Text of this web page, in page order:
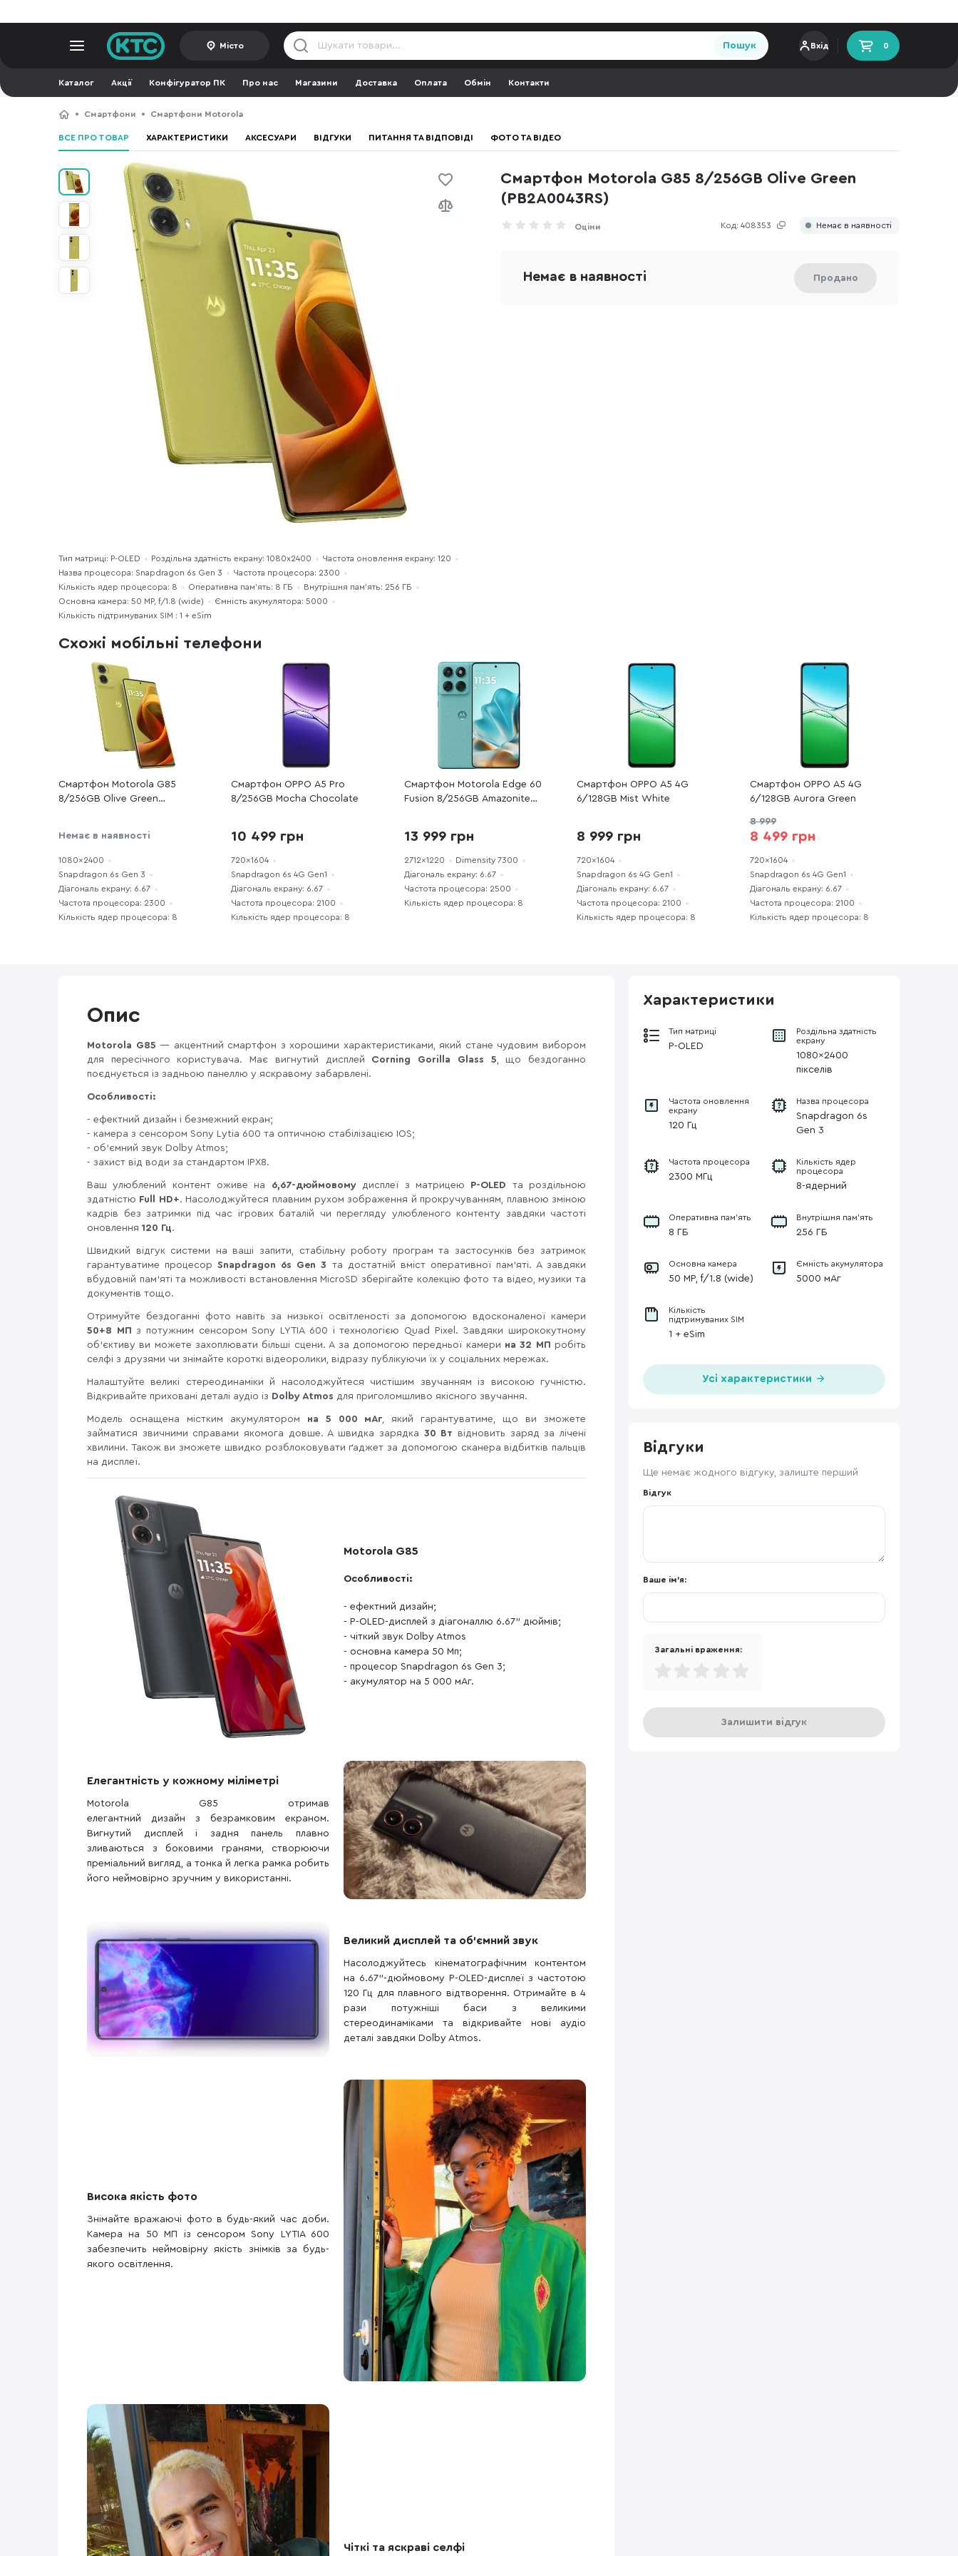
Місто Пошук Вхід 0
Каталог Акції Конфігуратор ПК Про нас Магазини Доставка Оплата Обмін Контакти
Смартфони Смартфони Motorola
ВСЕ ПРО ТОВАР ХАРАКТЕРИСТИКИ АКСЕСУАРИ ВІДГУКИ ПИТАННЯ ТА ВІДПОВІДІ ФОТО ТА ВІДЕО
Смартфон Motorola G85 8/256GB Olive Green
(PB2A0043RS)
Код: 408353
Оціни Немає в наявності
Тип матриці: P-OLED Роздільна здатність екрану: 1080x2400
Частота оновлення екрану: 120
Назва процесора: Snapdragon 6s Gen 3
Частота процесора: 2300
Кількість ядер процесора: 8
Оперативна пам'ять: 8 ГБ
Внутрішня пам'ять: 256 ГБ
Основна камера: 50 MP, f/1.8 (wide)
Ємність акумулятора: 5000
Кількість підтримуваних SIM : 1 + eSim
Немає в наявності Продано
Схожі мобільні телефони
Смартфон Motorola G85
8/256GB Olive Green
Немає в наявності
1080x2400
Snapdragon 6s Gen 3
Діагональ екрану: 6.67
Частота процесора: 2300
Кількість ядер процесора: 8
Смартфон OPPO A5 Pro
8/256GB Mocha Chocolate
10 499 грн
720x1604
Snapdragon 6s 4G Gen1
Діагональ екрану: 6.67
Частота процесора: 2100
Кількість ядер процесора: 8
Смартфон Motorola Edge 60
Fusion 8/256GB Amazonite
13 999 грн
2712x1220
Dimensity 7300
Діагональ екрану: 6.67
Частота процесора: 2500
Кількість ядер процесора: 8
Смартфон OPPO A5 4G
6/128GB Mist White
8 999 грн
720x1604
Snapdragon 6s 4G Gen1
Діагональ екрану: 6.67
Частота процесора: 2100
Кількість ядер процесора: 8
Смартфон OPPO A5 4G
6/128GB Aurora Green
8 999
8 499 грн
720x1604
Snapdragon 6s 4G Gen1
Діагональ екрану: 6.67
Частота процесора: 2100
Кількість ядер процесора: 8
Опис
Motorola G85 — акцентний смартфон з хорошими характеристиками, який стане чудовим вибором
для пересічного користувача. Має вигнутий дисплей Corning Gorilla Glass 5, що бездоганно
поєднується із задньою панеллю у яскравому забарвлені.
Особливості:
- ефектний дизайн і безмежний екран;
- камера з сенсором Sony Lytia 600 та оптичною стабілізацією IOS;
- об'ємний звук Dolby Atmos;
- захист від води за стандартом IPX8.
Ваш улюблений контент оживе на 6,67-дюймовому дисплеї з матрицею P-OLED та роздільною
здатністю Full HD+. Насолоджуйтеся плавним рухом зображення й прокручуванням, плавною зміною
кадрів без затримки під час ігрових баталій чи перегляду улюбленого контенту завдяки частоті
оновлення 120 Гц.
Швидкий відгук системи на ваші запити, стабільну роботу програм та застосунків без затримок
гарантуватиме процесор Snapdragon 6s Gen 3
та достатній вміст оперативної пам'яті. А завдяки
вбудовній пам'яті та можливості встановлення MicroSD зберігайте колекцію фото та відео, музики та
документів тощо.
Отримуйте бездоганні фото навіть за низької освітленості за допомогою вдосконаленої камери
50+8 МП з потужним сенсором Sony LYTIA 600 і технологією Quad Pixel. Завдяки ширококутному
об’єктиву ви можете захоплювати більші сцени. А за допомогою передньої камери на 32 МП робіть
селфі з друзями чи знімайте короткі відеоролики, відразу публікуючи їх у соціальних мережах.
Налаштуйте великі стереодинаміки й насолоджуйтеся чистішим звучанням із високою гучністю.
Відкривайте приховані деталі аудіо із Dolby Atmos для приголомшливо якісного звучання.
Модель оснащена містким акумулятором на 5 000 мАг, який гарантуватиме, що ви зможете
займатися звичними справами якомога довше. А швидка зарядка 30 Вт відновить заряд за лічені
хвилини. Також ви зможете швидко розблоковувати ґаджет за допомогою сканера відбитків пальців
на дисплеї.
Motorola G85
Особливості:
- ефектний дизайн;
- P-OLED-дисплей з діагоналлю 6.67" дюймів;
- чіткий звук Dolby Atmos
- основна камера 50 Мп;
- процесор Snapdragon 6s Gen 3;
- акумулятор на 5 000 мАг.
Елегантність у кожному міліметрі
Motorola G85 отримав
елегантний дизайн з безрамковим екраном.
Вигнутий дисплей і задня панель плавно
зливаються з боковими гранями, створюючи
преміальний вигляд, а тонка й легка рамка робить
його неймовірно зручним у використанні.
Великий дисплей та об'ємний звук
Насолоджуйтесь кінематографічним контентом
на 6.67"-дюймовому P-OLED-дисплеї з частотою
120 Гц для плавного відтворення. Отримайте в 4
рази потужніші баси з великими
стереодинаміками та відкривайте нові аудіо
деталі завдяки Dolby Atmos.
Висока якість фото
Знімайте вражаючі фото в будь-який час доби.
Камера на 50 МП із сенсором Sony LYTIA 600
забезпечить неймовірну якість знімків за будь-
якого освітлення.
Чіткі та яскраві селфі
Характеристики
Тип матриці
P-OLED
Роздільна здатність
екрану
1080x2400
пікселів
Частота оновлення
екрану
120 Гц
Назва процесора
Snapdragon 6s
Gen 3
Частота процесора
2300 МГц
Кількість ядер
процесора
8-ядерний
Оперативна пам'ять
8 ГБ
Внутрішня пам'ять
256 ГБ
Основна камера
50 MP, f/1.8 (wide)
Ємність акумулятора
5000 мАг
Кількість
підтримуваних SIM
1 + eSim
Усі характеристики
Відгуки
Ще немає жодного відгуку, залиште перший
Відгук
Ваше ім'я:
Загальні враження:
Залишити відгук